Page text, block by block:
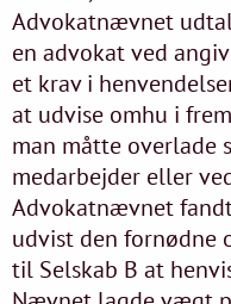
Advokatnævnet
en advokat ved
et krav i
at udvise omhu i
man måtte overlade
medarbejder eller
Advokatnævnet
udvist den fornødne
til Selskab B at